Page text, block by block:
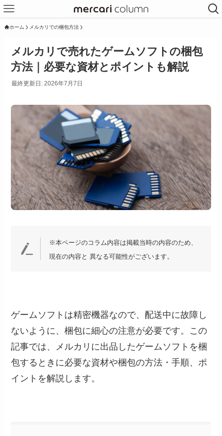
ホーム メルカリでの梱包方法
メルカリで売れたゲームソフトの梱包
方法｜必要な資材とポイントも解説
最終更新日: 2026年7月7日
※本ページのコラム内容は掲載当時の内容のため、
現在の内容と 異なる可能性がございます。
ゲームソフトは精密機器なので、配送中に故障し
ないように、梱包に細心の注意が必要です。この
記事では、メルカリに出品したゲームソフトを梱
包するときに必要な資材や梱包の方法・手順、ポ
イントを解説します。